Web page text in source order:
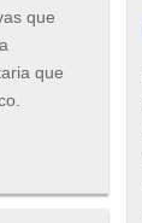
que
que